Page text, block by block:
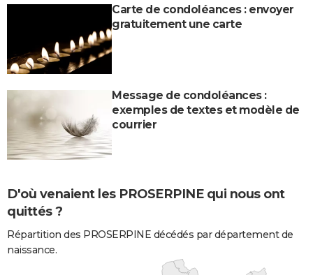
Carte de condoléances : envoyer
gratuitement une carte
Message de condoléances :
exemples de textes et modèle de
courrier
D'où venaient les PROSERPINE qui nous ont
quittés ?
Répartition des PROSERPINE décédés par département de
naissance.